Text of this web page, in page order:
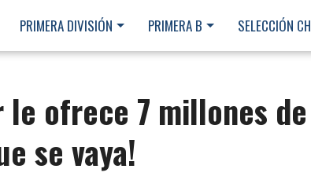
PRIMERA DIVISIÓN PRIMERA B SELECCIÓN
ofrece 7 millones
se vaya!